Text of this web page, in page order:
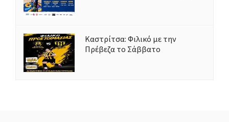
Καστρίτσα: Φιλικό με την
Πρέβεζα το Σάββατο